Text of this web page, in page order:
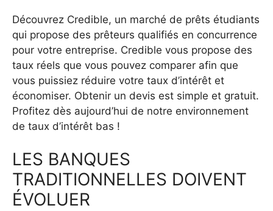
Découvrez Credible, un marché de prêts étudiants
qui propose des prêteurs qualifiés en concurrence
pour votre entreprise. Credible vous propose des
taux réels que vous pouvez comparer afin que
vous puissiez réduire votre taux d’intérêt et
économiser. Obtenir un devis est simple et gratuit.
Profitez dès aujourd’hui de notre environnement
de taux d’intérêt bas !
LES BANQUES
TRADITIONNELLES DOIVENT
ÉVOLUER